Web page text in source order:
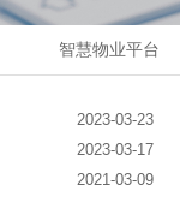
智慧物业平台
2023-03-23
2023-03-17
2021-03-09